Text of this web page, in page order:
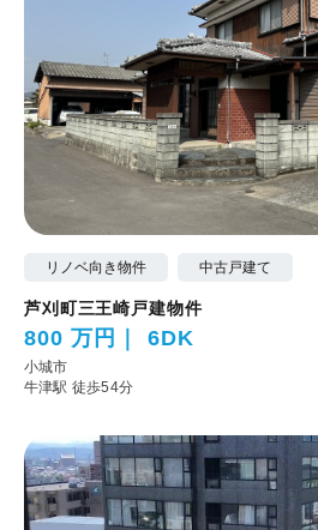
リノベ向き物件 中古戸建て
芦刈町三王崎戸建物件
800 万円 6DK
小城市
牛津駅 徒歩54分